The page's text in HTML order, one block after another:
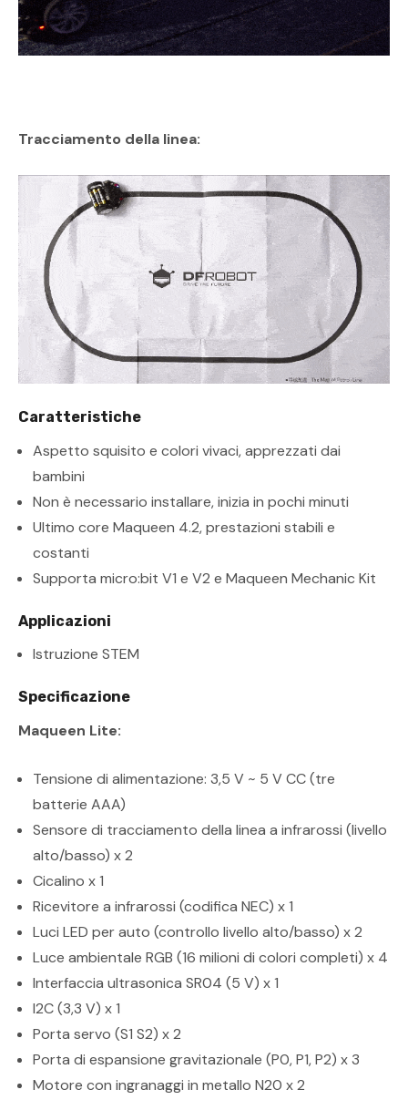
Tracciamento della linea:
Caratteristiche
Aspetto squisito e colori vivaci, apprezzati dai
bambini
Non è necessario installare, inizia in pochi minuti
Ultimo core Maqueen 4.2, prestazioni stabili e
costanti
Supporta micro:bit V1 e V2 e Maqueen Mechanic Kit
Applicazioni
Istruzione STEM
Specificazione
Maqueen Lite:
Tensione di alimentazione: 3,5 V ~ 5 V CC (tre
batterie AAA)
Sensore di tracciamento della linea a infrarossi (livello
alto/basso) x 2
Cicalino x 1
Ricevitore a infrarossi (codifica NEC) x 1
Luci LED per auto (controllo livello alto/basso) x 2
Luce ambientale RGB (16 milioni di colori completi) x 4
Interfaccia ultrasonica SR04 (5 V) x 1
I2C (3,3 V) x 1
Porta servo (S1 S2) x 2
Porta di espansione gravitazionale (P0, P1, P2) x 3
Motore con ingranaggi in metallo N20 x 2